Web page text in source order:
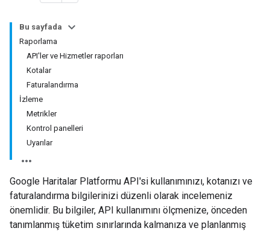
Bu sayfada
Raporlama
API'ler ve Hizmetler raporları
Kotalar
Faturalandırma
İzleme
Metrikler
Kontrol panelleri
Uyarılar
Google Haritalar Platformu API'si kullanımınızı, kotanızı ve
faturalandırma bilgilerinizi düzenli olarak incelemeniz
önemlidir. Bu bilgiler, API kullanımını ölçmenize, önceden
tanımlanmış tüketim sınırlarında kalmanıza ve planlanmış